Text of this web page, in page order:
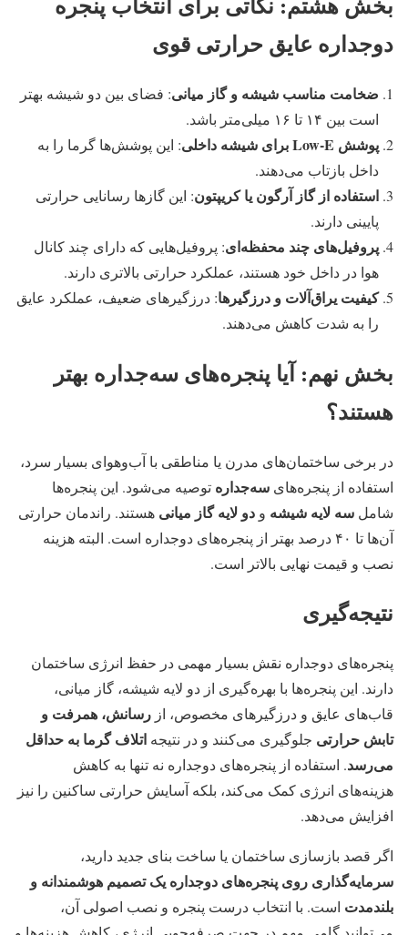
دوجداره عایق حرارتی قوی
ضخامت مناسب شیشه و گاز میانی: فضای بین دو شیشه بهتر
است بین ۱۴ تا ۱۶ میلی‌متر باشد.
پوشش Low-E برای شیشه داخلی
: این پوشش‌ها گرما را به
داخل بازتاب می‌دهند.
استفاده از گاز آرگون یا کریپتون: این گازها رسانایی حرارتی
پایینی دارند.
پروفیل‌های چند محفظه‌ای: پروفیل‌هایی که دارای چند کانال
هوا در داخل خود هستند، عملکرد حرارتی بالاتری دارند.
کیفیت یراق‌آلات و درزگیرها: درزگیرهای ضعیف، عملکرد عایق
را به شدت کاهش می‌دهند.
بخش نهم: آیا پنجره‌های سه‌جداره بهتر
هستند؟
در برخی ساختمان‌های مدرن یا مناطقی با آب‌وهوای بسیار سرد،
استفاده از پنجره‌های سه‌جداره توصیه می‌شود. این پنجره‌ها
شامل سه لایه شیشه و دو لایه گاز میانی هستند. راندمان حرارتی
آن‌ها تا ۴۰ درصد بهتر از پنجره‌های دوجداره است. البته هزینه
نصب و قیمت نهایی بالاتر است.
نتیجه‌گیری
پنجره‌های دوجداره نقش بسیار مهمی در حفظ انرژی ساختمان
دارند. این پنجره‌ها با بهره‌گیری از دو لایه شیشه، گاز میانی،
قاب‌های عایق و درزگیرهای مخصوص، از رسانش، همرفت و
تابش حرارتی جلوگیری می‌کنند و در نتیجه اتلاف گرما به حداقل
می‌رسد. استفاده از پنجره‌های دوجداره نه تنها به کاهش
هزینه‌های انرژی کمک می‌کند، بلکه آسایش حرارتی ساکنین را نیز
افزایش می‌دهد.
اگر قصد بازسازی ساختمان یا ساخت بنای جدید دارید،
سرمایه‌گذاری روی پنجره‌های دوجداره یک تصمیم هوشمندانه و
بلندمدت است. با انتخاب درست پنجره و نصب اصولی آن،